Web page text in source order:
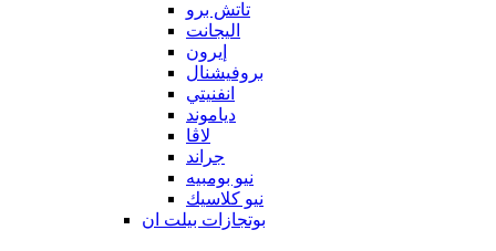
تاتش برو
اليجانت
إيرون
بروفيشنال
انفنيتي
دياموند
لاڤا
جراند
نيو بومبيه
نيو كلاسيك
بوتجازات بيلت ان